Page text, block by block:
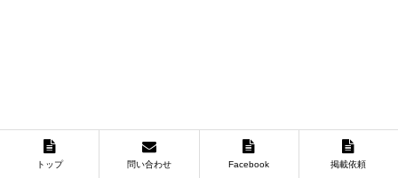
トップ 問い合わせ Facebook 掲載依頼